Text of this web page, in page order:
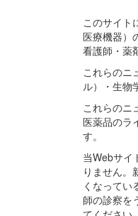
このサイト
医療機器）
看護師・薬
これらのニ
ル）・生物
これらのニ
医薬品のラ
す。
当Webサイ
りません。
くなってい
師の診察を